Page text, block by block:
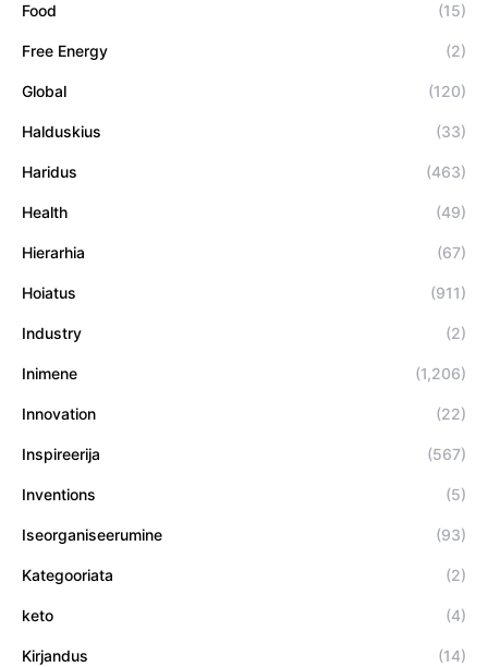
Food (15)
Free Energy (2)
Global (120)
Halduskius (33)
Haridus (463)
Health (49)
Hierarhia (67)
Hoiatus (911)
Industry (2)
Inimene (1,206)
Innovation (22)
Inspireerija (567)
Inventions (5)
Iseorganiseerumine (93)
Kategooriata (2)
keto (4)
Kirjandus (14)